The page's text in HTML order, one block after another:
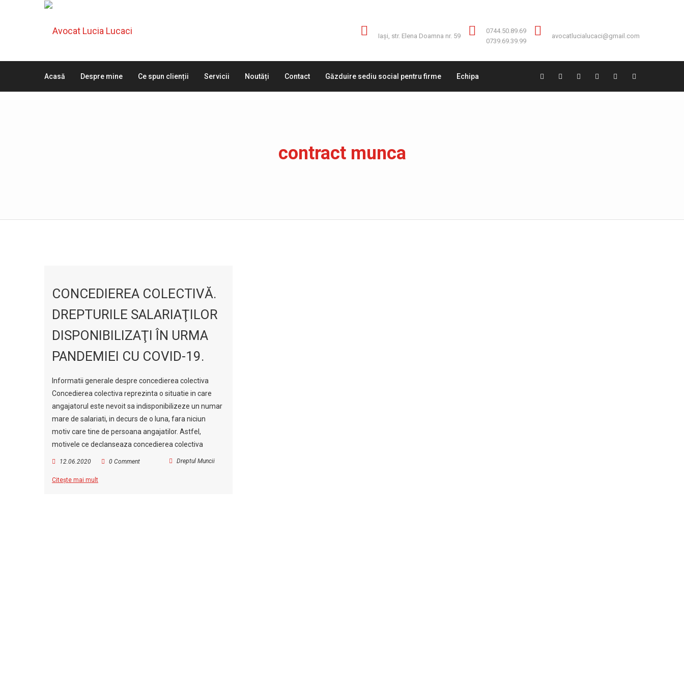
Iaşi, str. Elena Doamna nr. 59
0744.50.89.69
0739.69.39.99
avocatlucialucaci@gmail.com
Acasă Despre mine Ce spun clienții Servicii Noutăți Contact Găzduire sediu social pentru firme Echipa
contract munca
CONCEDIEREA COLECTIVĂ.
DREPTURILE SALARIAŢILOR
DISPONIBILIZAŢI ÎN URMA
PANDEMIEI CU COVID-19.
Informatii generale despre concedierea colectiva
Concedierea colectiva reprezinta o situatie in care
angajatorul este nevoit sa indisponibilizeze un numar
mare de salariati, in decurs de o luna, fara niciun
motiv care tine de persoana angajatilor. Astfel,
motivele ce declanseaza concedierea colectiva
12.06.2020 Dreptul Muncii
0 Comment
Citește mai mult